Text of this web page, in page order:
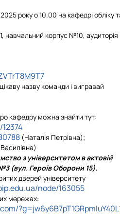
2025 року о 10.00 на кафедрі обліку
навчальний корпус №10, аудиторія
назву команди і вигравай
кафедру можна знайти тут:
(Наталія Петрівна);
з університетом в актовій
(вул. Героїв Оборони 15).
дверей університету
node/163055
мережах: